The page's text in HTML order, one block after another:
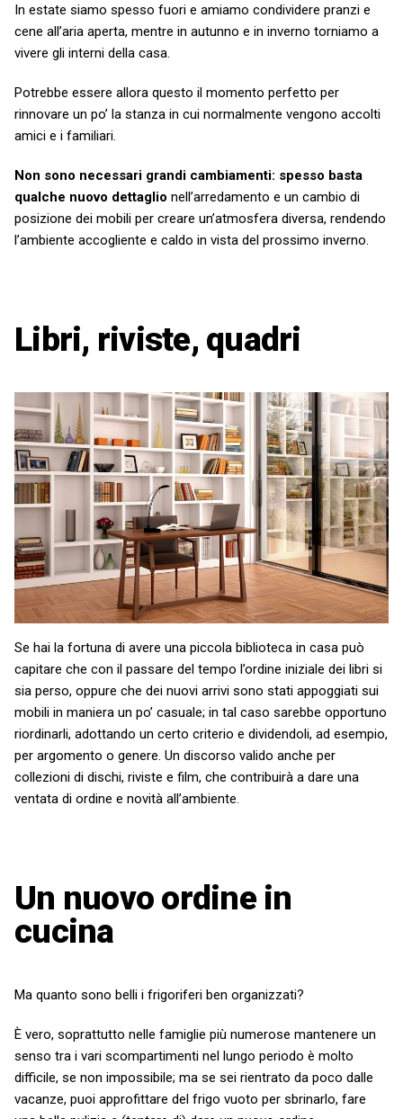
In estate siamo spesso fuori e amiamo condividere pranzi e
cene all’aria aperta, mentre in autunno e in inverno torniamo a
vivere gli interni della casa.
Potrebbe essere allora questo il momento perfetto per
rinnovare un po’ la stanza in cui normalmente vengono accolti
amici e i familiari.
Non sono necessari grandi cambiamenti: spesso basta
qualche nuovo dettaglio nell’arredamento e un cambio di
posizione dei mobili per creare un’atmosfera diversa, rendendo
l’ambiente accogliente e caldo in vista del prossimo inverno.
Libri, riviste, quadri
Se hai la fortuna di avere una piccola biblioteca in casa può
capitare che con il passare del tempo l’ordine iniziale dei libri si
sia perso, oppure che dei nuovi arrivi sono stati appoggiati sui
mobili in maniera un po’ casuale; in tal caso sarebbe opportuno
riordinarli, adottando un certo criterio e dividendoli, ad esempio,
per argomento o genere. Un discorso valido anche per
collezioni di dischi, riviste e film, che contribuirà a dare una
ventata di ordine e novità all’ambiente.
Un nuovo ordine in
cucina
Ma quanto sono belli i frigoriferi ben organizzati?
È vero, soprattutto nelle famiglie più numerose mantenere un
senso tra i vari scompartimenti nel lungo periodo è molto
difficile, se non impossibile; ma se sei rientrato da poco dalle
vacanze, puoi approfittare del frigo vuoto per sbrinarlo, fare